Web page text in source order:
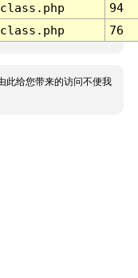
94
76
此给您带来的访问不便我